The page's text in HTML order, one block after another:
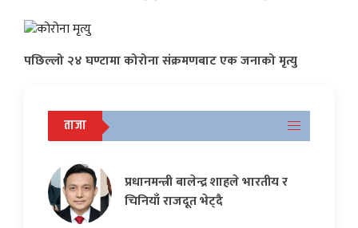
पछिल्लो २४ घण्टामा कोरोना संक्रमणबाट एक जनाको मृत्यु
ताजा
प्रधानमन्त्री बालेन्द्र शाहले भारतीय र
चिनियाँ राजदूत भेट्दै